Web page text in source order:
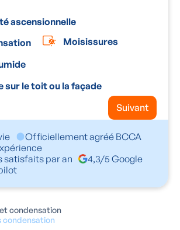
ascensionnelle
Moisissures
sur le toit ou la façade
Suivant
Officiellement agréé BCCA
satisfaits par an
4,3/5 Google
condensation
condensation